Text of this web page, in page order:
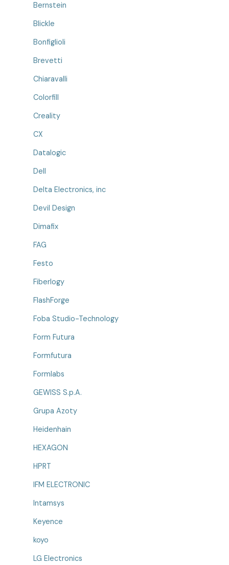
Bernstein
Blickle
Bonfiglioli
Brevetti
Chiaravalli
Colorfill
Creality
CX
Datalogic
Dell
Delta Electronics, inc
Devil Design
Dimafix
FAG
Festo
Fiberlogy
FlashForge
Foba Studio-Technology
Form Futura
Formfutura
Formlabs
GEWISS S.p.A.
Grupa Azoty
Heidenhain
HEXAGON
HPRT
IFM ELECTRONIC
Intamsys
Keyence
koyo
LG Electronics